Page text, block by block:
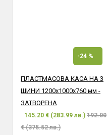
-24 %
ПЛАСТМАСОВА КАСА НА 3
ШИНИ 1200х1000х760 мм -
ЗАТВОРЕНА
145.20 € (283.99 лв.) 192.00
€ (375.52 лв.)